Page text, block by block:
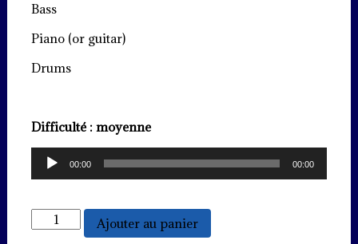
Bass
Piano (or guitar)
Drums
Difficulté : moyenne
Lecteur
audio
00:00 00:00
quantité
de
Ajouter au panier